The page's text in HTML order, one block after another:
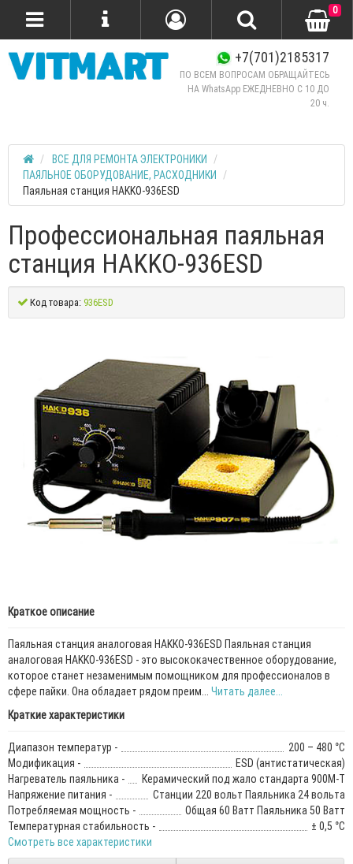
+7(701)2185317
ПО ВСЕМ ВОПРОСАМ ОБРАЩАЙТЕСЬ
НА WhatsApp ЕЖЕДНЕВНО C 10 ДО
20 ч.
0
ВСЕ ДЛЯ РЕМОНТА ЭЛЕКТРОНИКИ
ПАЯЛЬНОЕ ОБОРУДОВАНИЕ, РАСХОДНИКИ
Паяльная станция HAKKO-936ESD
Профессиональная паяльная
станция HAKKO-936ESD
Код товара: 936ESD
Краткое описание
Паяльная станция аналоговая HAKKO-936ESD Паяльная станция
аналоговая HAKKO-936ESD - это высококачественное оборудование,
которое станет незаменимым помощником для профессионалов в
сфере пайки. Она обладает рядом преим... Читать далее...
Краткие характеристики
Диапазон температур -
200 – 480 °С
Модификация -
ESD (антистатическая)
Нагреватель паяльника -
Керамический под жало стандарта 900M-T
Напряжение питания -
Станции 220 вольт Паяльника 24 вольта
Потребляемая мощность -
Общая 60 Ватт Паяльника 50 Ватт
Температурная стабильность -
± 0,5 °С
Смотреть все характеристики